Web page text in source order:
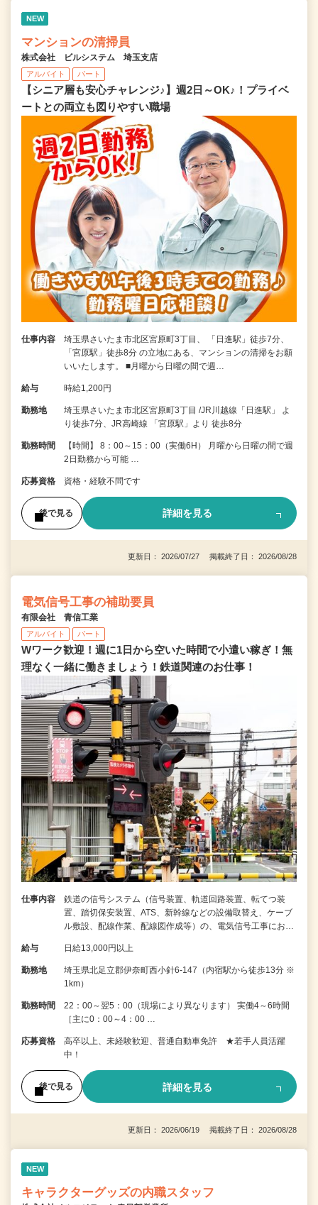
NEW
マンションの清掃員
株式会社 ビルシステム 埼玉支店
アルバイト パート
【シニア層も安心チャレンジ♪】週2日～OK♪！プライベ
ートとの両立も図りやすい職場
仕事内容
埼玉県さいたま市北区宮原町3丁目、 「日進駅」徒歩7分、
「宮原駅」徒歩8分 の立地にある、マンションの清掃をお願
いいたします。 ■月曜から日曜の間で週…
給与 時給1,200円
勤務地
埼玉県さいたま市北区宮原町3丁目 /JR川越線「日進駅」 よ
り徒歩7分、JR高崎線 「宮原駅」より 徒歩8分
勤務時間
【時間】 8：00～15：00（実働6H） 月曜から日曜の間で週
2日勤務から可能 …
応募資格 資格・経験不問です
後で見る 詳細を見る
更新日： 2026/07/27 掲載終了日： 2026/08/28
電気信号工事の補助要員
有限会社 青信工業
アルバイト パート
Wワーク歓迎！週に1日から空いた時間で小遣い稼ぎ！無
理なく一緒に働きましょう！鉄道関連のお仕事！
仕事内容
鉄道の信号システム（信号装置、軌道回路装置、転てつ装
置、踏切保安装置、ATS、新幹線などの設備取替え、ケーブ
ル敷設、配線作業、配線図作成等）の、電気信号工事にお…
給与 日給13,000円以上
勤務地
埼玉県北足立郡伊奈町西小針6-147（内宿駅から徒歩13分 ※
1km）
勤務時間
22：00～翌5：00（現場により異なります） 実働4～6時間
［主に0：00～4：00 …
応募資格
高卒以上、未経験歓迎、普通自動車免許 ★若手人員活躍
中！
後で見る 詳細を見る
更新日： 2026/06/19 掲載終了日： 2026/08/28
NEW
キャラクターグッズの内職スタッフ